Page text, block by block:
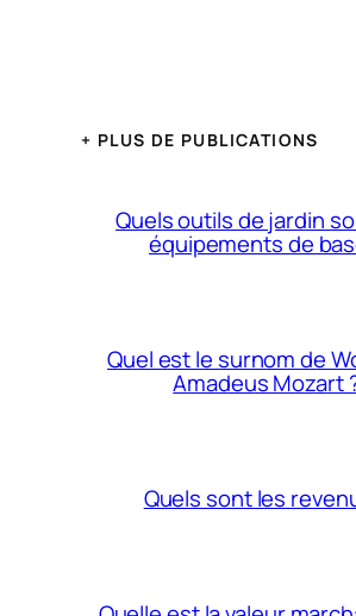
+ PLUS DE PUBLICATIONS
Quels outils de jardin
équipements de
Quel est le surnom de
Amadeus Mozart
Quels sont les